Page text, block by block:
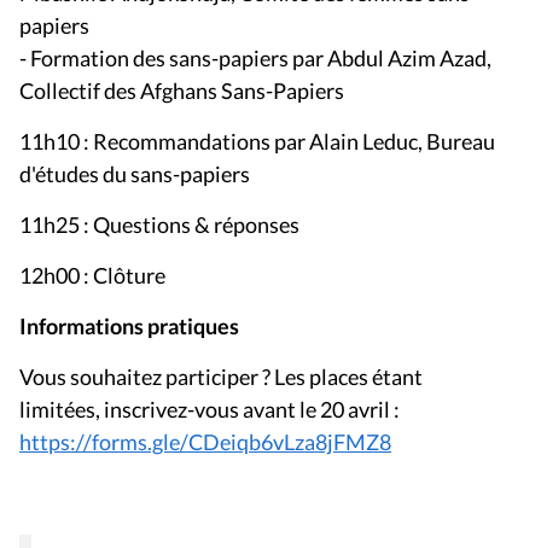
papiers
- Formation des sans-papiers par Abdul Azim Azad,
Collectif des Afghans Sans-Papiers
11h10 : Recommandations par Alain Leduc, Bureau
d'études du sans-papiers
11h25 : Questions & réponses
12h00 : Clôture
Informations pratiques
Vous souhaitez participer ? Les places étant
limitées, inscrivez-vous avant le 20 avril :
https://forms.gle/CDeiqb6vLza8jFMZ8